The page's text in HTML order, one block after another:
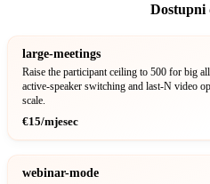
Dostupni
large-meetings
Raise the participant ceiling to 500 for big
active-speaker switching and last-N video
scale.
€15/mjesec
webinar-mode